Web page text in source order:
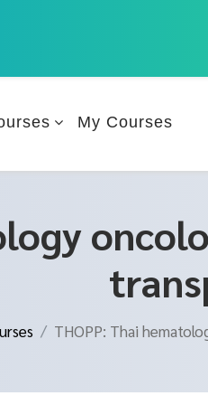
My Courses
THOPP: Thai